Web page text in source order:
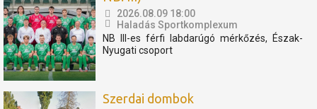
2026.08.09 18:00
Haladás Sportkomplexum
NB III-es férfi labdarúgó mérkőzés, Észak-
Nyugati csoport
Szerdai dombok